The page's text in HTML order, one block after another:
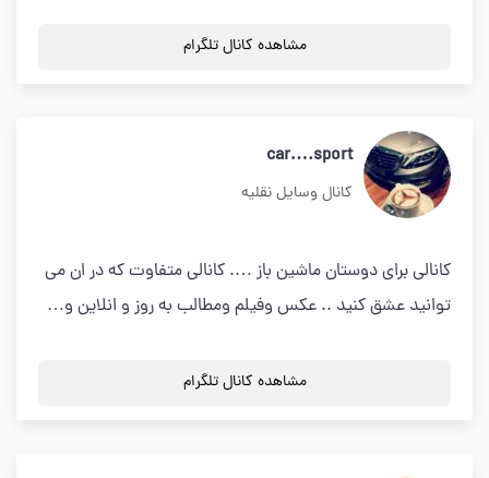
مشاهده کانال تلگرام
car….sport
کانال وسایل نقلیه
کانالی برای دوستان ماشین باز …. کانالی متفاوت که در ان می
توانید عشق کنید .. عکس وفیلم ومطالب به روز و انلاین و…
مشاهده کانال تلگرام